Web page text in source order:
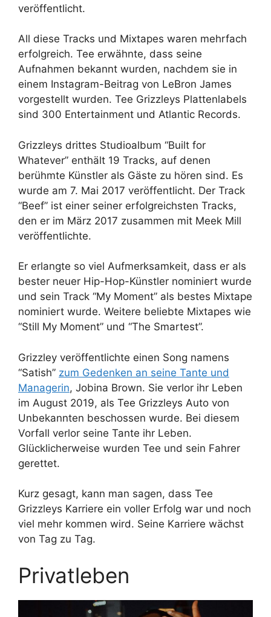
veröffentlicht.
All diese Tracks und Mixtapes waren mehrfach
erfolgreich. Tee erwähnte, dass seine
Aufnahmen bekannt wurden, nachdem sie in
einem Instagram-Beitrag von LeBron James
vorgestellt wurden. Tee Grizzleys Plattenlabels
sind 300 Entertainment und Atlantic Records.
Grizzleys drittes Studioalbum “Built for
Whatever” enthält 19 Tracks, auf denen
berühmte Künstler als Gäste zu hören sind. Es
wurde am 7. Mai 2017 veröffentlicht. Der Track
“Beef” ist einer seiner erfolgreichsten Tracks,
den er im März 2017 zusammen mit Meek Mill
veröffentlichte.
Er erlangte so viel Aufmerksamkeit, dass er als
bester neuer Hip-Hop-Künstler nominiert wurde
und sein Track “My Moment” als bestes Mixtape
nominiert wurde. Weitere beliebte Mixtapes wie
“Still My Moment” und “The Smartest”.
Grizzley veröffentlichte einen Song namens
“Satish” zum Gedenken an seine Tante und
Managerin, Jobina Brown. Sie verlor ihr Leben
im August 2019, als Tee Grizzleys Auto von
Unbekannten beschossen wurde. Bei diesem
Vorfall verlor seine Tante ihr Leben.
Glücklicherweise wurden Tee und sein Fahrer
gerettet.
Kurz gesagt, kann man sagen, dass Tee
Grizzleys Karriere ein voller Erfolg war und noch
viel mehr kommen wird. Seine Karriere wächst
von Tag zu Tag.
Privatleben